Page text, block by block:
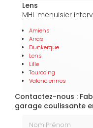
Lens
MHL menuisier
Amiens
Arras
Dunkerque
Lens
Lille
Tourcoing
Valenciennes
Contactez-nous :
garage coulissante